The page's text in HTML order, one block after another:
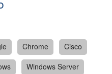
Chrome
Cisco
Windows Server